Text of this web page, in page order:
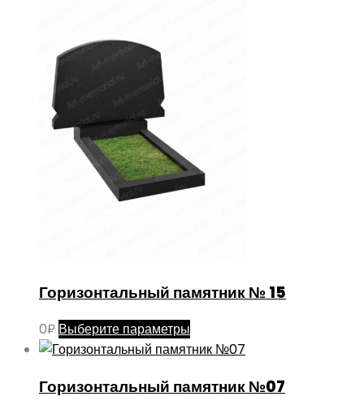
Горизонтальный памятник № 15
0₽ Выберите параметры
товар
несколько
Горизонтальный памятник №07